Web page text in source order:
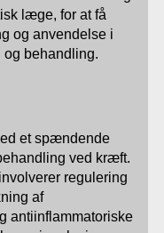
læge, for at få
og anvendelse i
behandling.
et spændende
ved kræft.
regulering
af
antiinflammatoriske